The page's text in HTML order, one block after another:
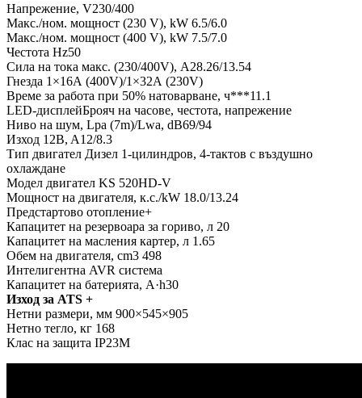
Напрежение, V230/400
Макс./ном. мощност (230 V), kW 6.5/6.0
Макс./ном. мощност (400 V), kW 7.5/7.0
Честота Hz50
Сила на тока макс. (230/400V), A28.26/13.54
Гнезда 1×16А (400V)/1×32А (230V)
Време за работа при 50% натоварване, ч***11.1
LED-дисплейБрояч на часове, честота, напрежение
Ниво на шум, Lpa (7m)/Lwa, dB69/94
Изход 12B, A12/8.3
Тип двигател Дизел 1-цилиндров, 4-тактов с въздушно
охлаждане
Модел двигател KS 520HD-V
Мощност на двигателя, к.с./kW 18.0/13.24
Предстартово отопление+
Капацитет на резервоара за гориво, л 20
Капацитет на масления картер, л 1.65
Обем на двигателя, cm3 498
Интелигентна AVR система
Капацитет на батерията, A·h30
Изход за ATS +
Нетни размери, мм 900×545×905
Нетно тегло, кг 168
Клас на защита IP23M